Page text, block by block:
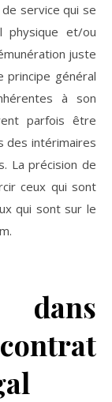
service qui se
physique et/ou
juste
principe général
à son
parfois être
des intérimaires
La précision de
ceux qui sont
qui sont sur le